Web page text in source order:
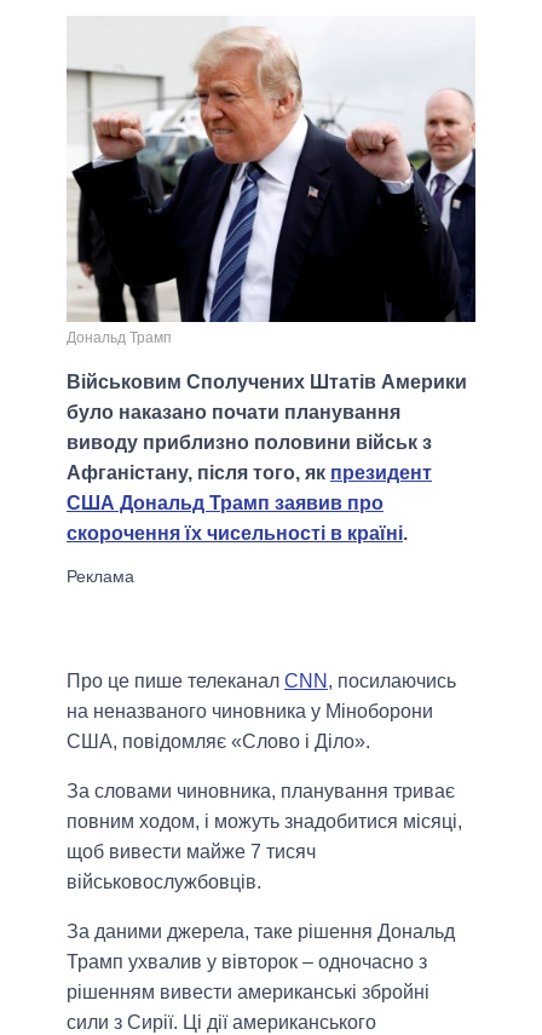
Дональд Трамп
Військовим Сполучених Штатів Америки
було наказано почати планування
виводу приблизно половини військ з
Афганістану, після того, як президент
США Дональд Трамп заявив про
скорочення їх чисельності в країні.
Про це пише телеканал CNN , посилаючись
на неназваного чиновника у Міноборони
США, повідомляє «Слово і Діло».
За словами чиновника, планування триває
повним ходом, і можуть знадобитися місяці,
щоб вивести майже 7 тисяч
військовослужбовців.
За даними джерела, таке рішення Дональд
Трамп ухвалив у вівторок – одночасно з
рішенням вивести американські збройні
сили з Сирії. Ці дії американського